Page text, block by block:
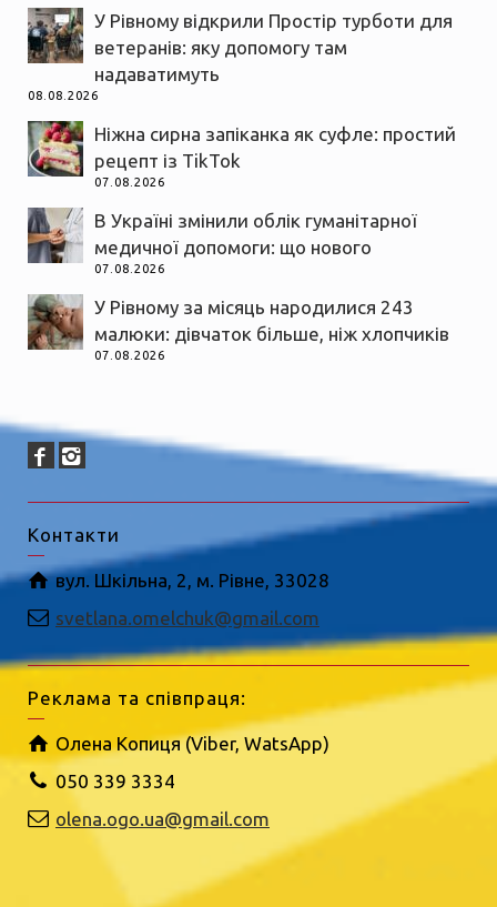
У Рівному відкрили Простір турботи для
ветеранів: яку допомогу там
надаватимуть
08.08.2026
Ніжна сирна запіканка як суфле: простий
рецепт із TikTok
07.08.2026
В Україні змінили облік гуманітарної
медичної допомоги: що нового
07.08.2026
У Рівному за місяць народилися 243
малюки: дівчаток більше, ніж хлопчиків
07.08.2026
Контакти
вул. Шкільна, 2, м. Рівне, 33028
svetlana.omelchuk@gmail.com
Реклама та співпраця:
Олена Копиця (Viber, WatsApp)
050 339 3334
olena.ogo.ua@gmail.com